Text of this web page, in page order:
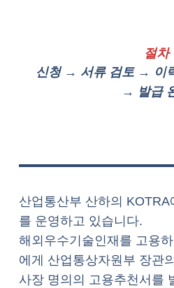
절차
신청 → 서류 검토 → 이
→ 발급
산업통산부 산하의
를 운영하고 있습니다.
해외우수기술인재를 고용
에게 산업통상자원부 장관
사장 명의의 고용추천서를